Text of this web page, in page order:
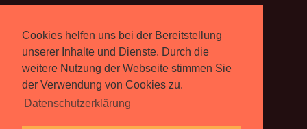
Cookies helfen uns bei der Bereitstellung
unserer Inhalte und Dienste. Durch die
weitere Nutzung der Webseite stimmen Sie
der Verwendung von Cookies zu.
Datenschutzerklärung
Über Uns
Rebell.atberichtet seit 2003
unabhängig über Computer- und
Videospiele. ( Impressum)